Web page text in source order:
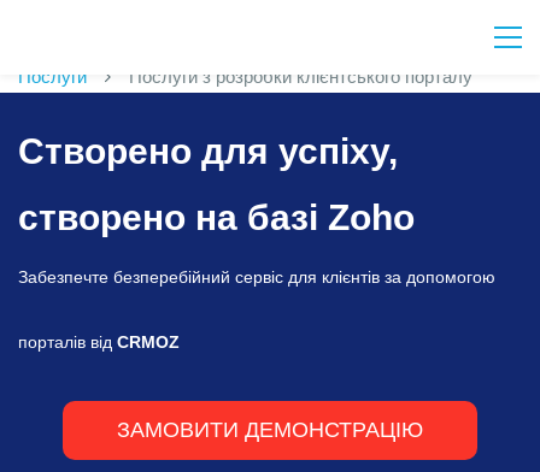
Послуги Послуги з розробки клієнтського порталу
Створено для успіху,
​створено на базі Zoho
Забезпечте безперебійний сервіс для клієнтів за допомогою
порталів від CRMOZ
ЗАМОВИТИ ДЕМОНСТРАЦІЮ